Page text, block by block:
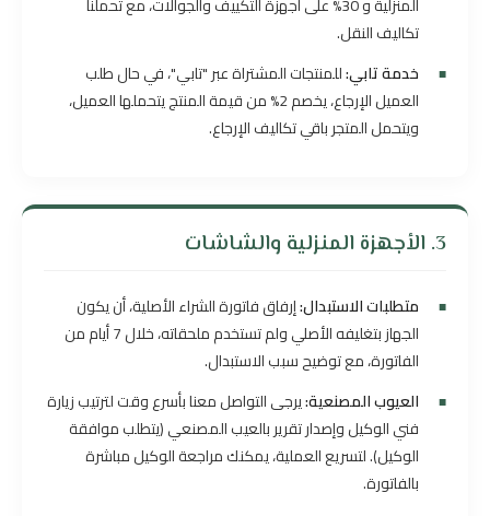
تكاليف النقل.
خدمة تابي:للمنتجات المشتراة عبر "تابي"، في حال طلب
العميل الإرجاع، يخصم 2% من قيمة المنتج يتحملها العميل،
ويتحمل المتجر باقي تكاليف الإرجاع.
3. الأجهزة المنزلية والشاشات
متطلبات الاستبدال:إرفاق فاتورة الشراء الأصلية، أن يكون
الجهاز بتغليفه الأصلي ولم تستخدم ملحقاته، خلال 7 أيام من
الفاتورة، مع توضيح سبب الاستبدال.
العيوب المصنعية:يرجى التواصل معنا بأسرع وقت لترتيب زيارة
فني الوكيل وإصدار تقرير بالعيب المصنعي (يتطلب موافقة
الوكيل). لتسريع العملية، يمكنك مراجعة الوكيل مباشرة
بالفاتورة.